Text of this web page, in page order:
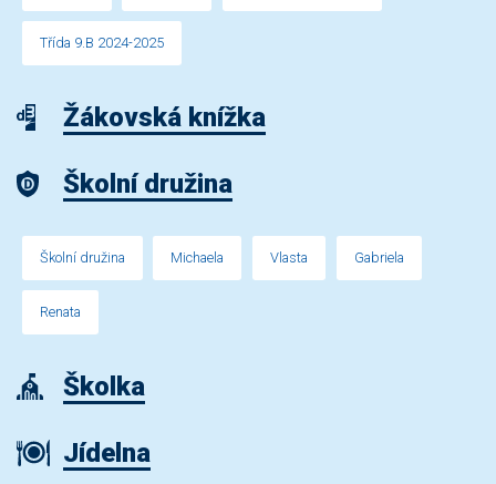
Třída 9.B 2024-2025
Žákovská knížka
Školní družina
Školní družina Michaela Vlasta Gabriela
Renata
Školka
Jídelna